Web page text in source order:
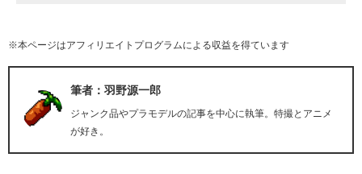
※本ページはアフィリエイトプログラムによる収益を得ています
筆者：羽野源一郎
ジャンク品やプラモデルの記事を中心に執筆。特撮とアニメ
が好き。